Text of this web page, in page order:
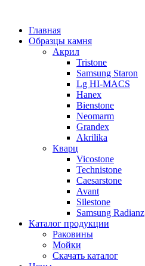
Главная
Образцы камня
Акрил
Tristone
Samsung Staron
Lg HI-MACS
Hanex
Bienstone
Neomarm
Grandex
Akrilika
Кварц
Vicostone
Technistone
Caesarstone
Avant
Silestone
Samsung Radianz
Каталог продукции
Раковины
Мойки
Скачать каталог